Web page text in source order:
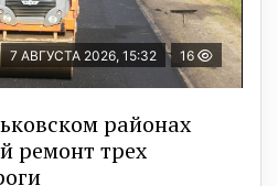
7 АВГУСТА 2026, 15:32 16
районах
ремонт трех